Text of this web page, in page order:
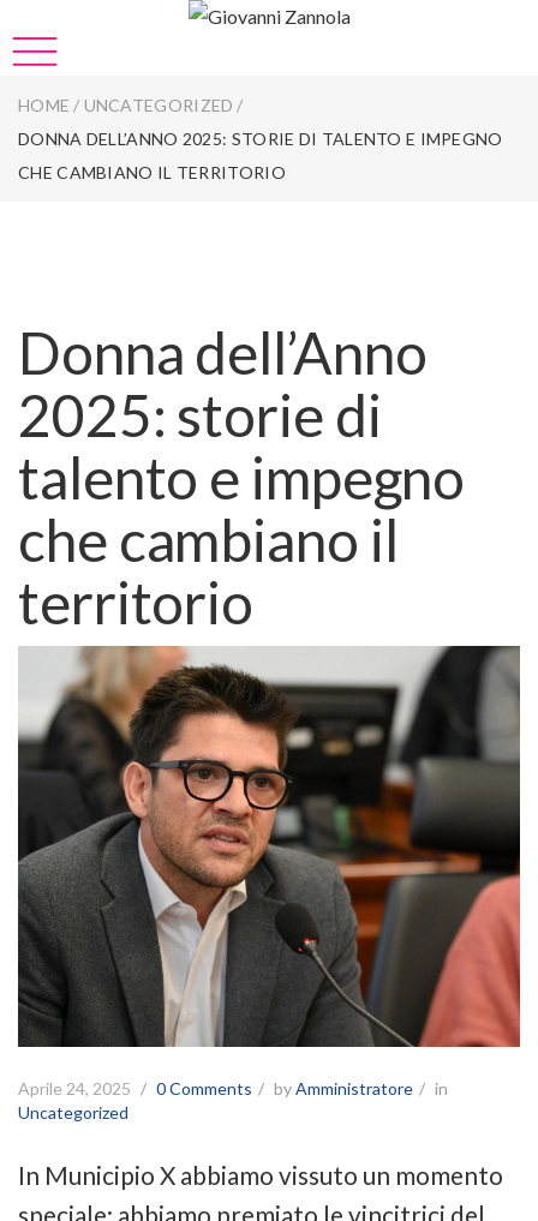
HOME / UNCATEGORIZED /
DONNA DELL’ANNO 2025: STORIE DI TALENTO E IMPEGNO
CHE CAMBIANO IL TERRITORIO
Donna dell’Anno
2025: storie di
talento e impegno
che cambiano il
territorio
Aprile 24, 2025 0 Comments byAmministratore
in
Uncategorized
In Municipio X abbiamo vissuto un momento
speciale: abbiamo premiato le vincitrici del